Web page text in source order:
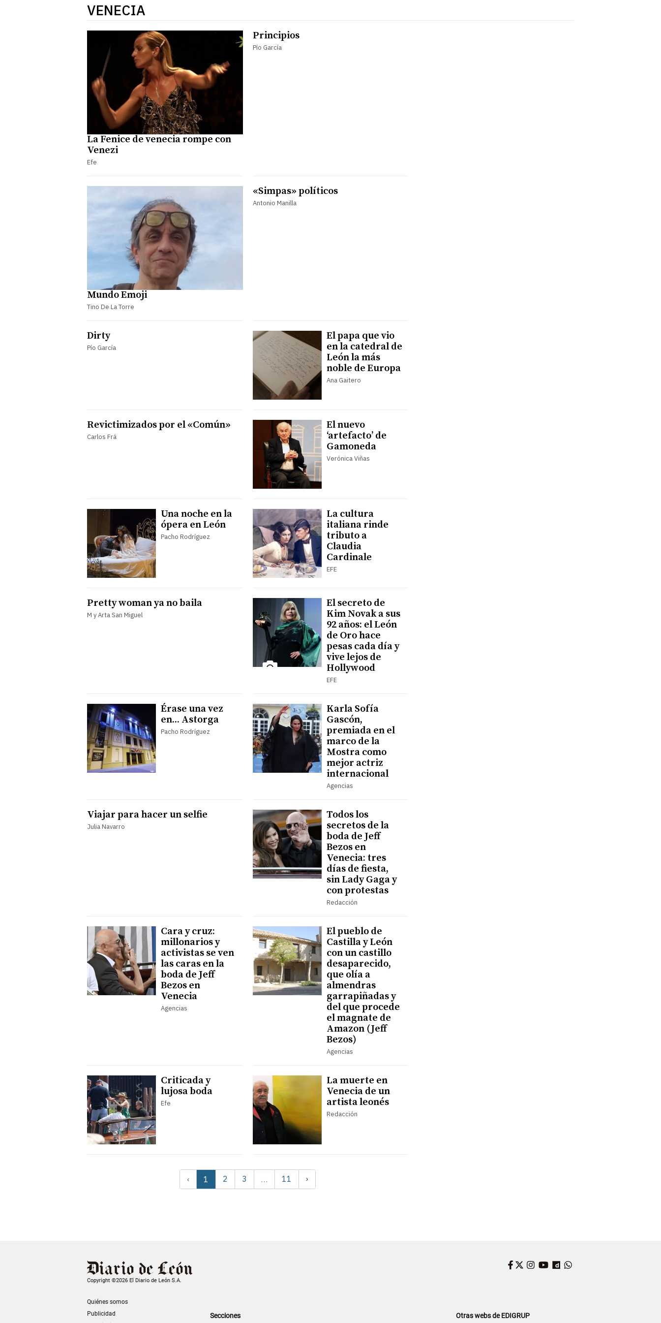
VENECIA
La Fenice de venecia rompe con
Venezi
Efe
Principios
Pío García
Mundo Emoji
Tino De La Torre
«Simpas» políticos
Antonio Manilla
Dirty
Pío García
El papa que vio
en la catedral de
León la más
noble de Europa
Ana Gaitero
Revictimizados por el «Común»
Carlos Frá
El nuevo
‘artefacto’ de
Gamoneda
Verónica Viñas
Una noche en la
ópera en León
Pacho Rodríguez
La cultura
italiana rinde
tributo a
Claudia
Cardinale
EFE
Pretty woman ya no baila
M y Arta San Miguel
El secreto de
Kim Novak a sus
92 años: el León
de Oro hace
pesas cada día y
vive lejos de
Hollywood
EFE
Érase una vez
en... Astorga
Pacho Rodríguez
Karla Sofía
Gascón,
premiada en el
marco de la
Mostra como
mejor actriz
internacional
Agencias
Viajar para hacer un selfie
Julia Navarro
Todos los
secretos de la
boda de Jeff
Bezos en
Venecia: tres
días de fiesta,
sin Lady Gaga y
con protestas
Redacción
Cara y cruz:
millonarios y
activistas se ven
las caras en la
boda de Jeff
Bezos en
Venecia
Agencias
El pueblo de
Castilla y León
con un castillo
desaparecido,
que olía a
almendras
garrapiñadas y
del que procede
el magnate de
Amazon (Jeff
Bezos)
Agencias
Criticada y
lujosa boda
Efe
La muerte en
Venecia de un
artista leonés
Redacción
‹ 1 2 3 … 11 ›
Copyright ©2026 El Diario de León S.A.
Quiénes somos
Publicidad
Facebook
Twitter
Instagram
YouTube
Dailymotion
Secciones Otras webs de EDIGRUP